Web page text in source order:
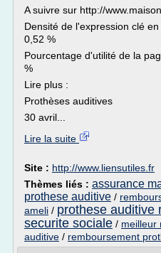
A suivre sur http://
Densité de l'expression clé
0,52 %
Pourcentage d'utilité de la
%
Lire plus :
Prothèses auditives
30 avril...
Lire la suite
Site : http://www.liensutiles.fr
Thèmes liés : assurance
prothese auditive /
ameli / prothese auditive
securite sociale / meilleur
auditive / remboursement